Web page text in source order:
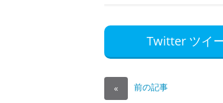
Twitter ツイ
« 前の記事